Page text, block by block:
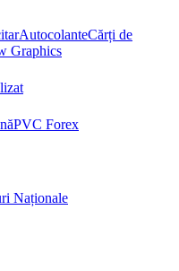
AutocolanteCărți de
Graphics
PVC Forex
Naționale